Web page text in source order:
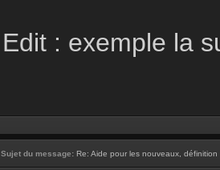
Edit : exemple la
Sujet du message: Re: Aide pour les nouveaux,